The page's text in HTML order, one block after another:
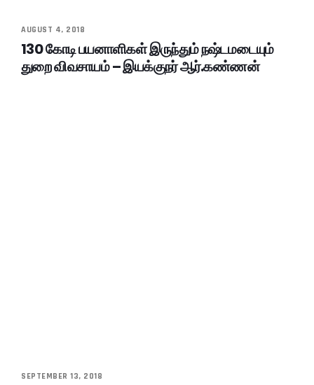
AUGUST 4, 2018
130 கோடி பயனாளிகள் இருந்தும் நஷ்டமடையும்
துறை விவசாயம் – இயக்குநர் ஆர்.கண்ணன்
SEPTEMBER 13, 2018